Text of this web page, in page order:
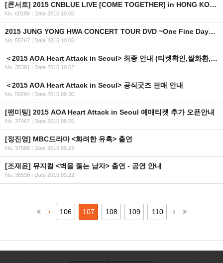
[콘서트] 2015 CNBLUE LIVE [COME TOGETHER] in HONG KONG 안내 (수정)
No. 60188 | Date 2015.10.05
2015 JUNG YONG HWA CONCERT TOUR DVD ~One Fine Day~ 발매 안내
No. 55767 | Date 2015.10.05
＜2015 AOA Heart Attack in Seoul> 최종 안내 (티켓확인,쌀화환,굿즈,현장판매)
No. 35391 | Date 2015.10.02
＜2015 AOA Heart Attack in Seoul> 공식굿즈 판매 안내
No. 50294 | Date 2015.09.30
[팬미팅] 2015 AOA Heart Attack in Seoul 예매티켓 추가 오픈안내
No. 37467 | Date 2015.09.25
[정진영] MBC드라마 <화려한 유혹> 출연
No. 37566 | Date 2015.09.22
[조재윤] 뮤지컬 <벽을 뚫는 남자> 출연 - 공연 안내
No. 36598 | Date 2015.09.22
106 107 108 109 110